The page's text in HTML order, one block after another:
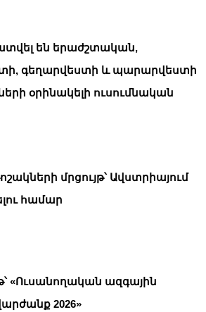
են երաժշտական,
գեղարվեստի և պարարվեստի
օրինակելի ուսումնական
մրցույթ՝ Ավստրիայում
համար
«Ուսանողական ազգային
2026»